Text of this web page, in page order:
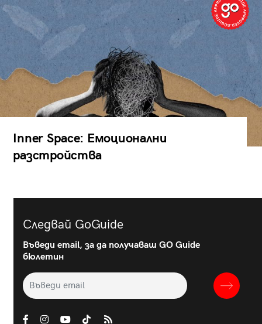
Inner Space: Емоционални
разстройства
Следвай GoGuide
Въведи email, за да получаваш GO Guide
бюлетин